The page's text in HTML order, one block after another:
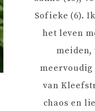
Sofieke (6).
het leven
meiden,
van
chaos en